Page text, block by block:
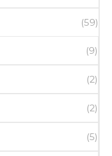
(59)
(9)
(2)
(2)
(5)